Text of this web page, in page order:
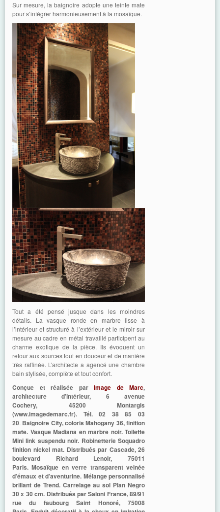
Sur mesure, la baignoire adopte une teinte mate
pour s’intégrer harmonieusement à la mosaïque.
Tout a été pensé jusque dans les moindres
détails. La vasque ronde en marbre lisse à
l’intérieur et structuré à l’extérieur et le miroir sur
mesure au cadre en métal travaillé participent au
charme exotique de la pièce. Ils évoquent un
retour aux sources tout en douceur et de manière
très raffinée. L’architecte a agencé une chambre
bain stylisée, complète et tout confort.
Conçue et réalisée par Image de Marc,
architecture d’intérieur, 6 avenue
Cochery, 45200 Montargis
(www.imagedemarc.fr). Tél. 02 38 85 03
20. Baignoire City, coloris Mahogany 36, finition
mate. Vasque Madiana en marbre noir. Toilette
Mini link suspendu noir. Robinetterie Soquadro
finition nickel mat. Distribués par Cascade, 26
boulevard Richard Lenoir, 75011
Paris. Mosaïque en verre transparent veinée
d’émaux et d’aventurine. Mélange personnalisé
brillant de Trend. Carrelage au sol Plan Negro
30 x 30 cm. Distribués par Saloni France, 89/91
rue du faubourg Saint Honoré, 75008